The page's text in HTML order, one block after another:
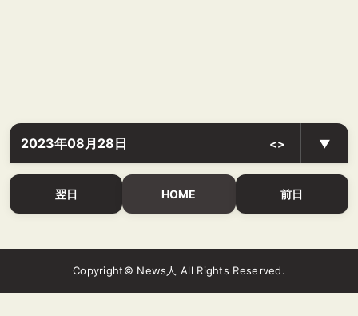
2023年08月28日 <> ▼
翌日 HOME 前日
Copyright© News人 All Rights Reserved.